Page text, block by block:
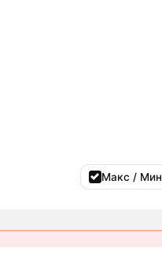
Макс / Мин